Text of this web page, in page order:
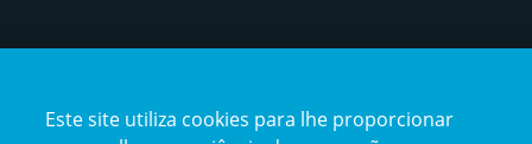
certification2certification3
Este site utiliza cookies para lhe proporcionar